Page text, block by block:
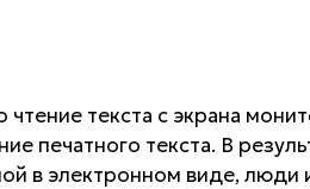
чтение текста с экрана
печатного текста. В
в электронном виде, люди